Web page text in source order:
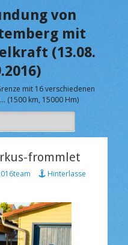
von
mit
(13.08.
mit 16 verschiedenen
(1500 km, 15000 Hm)
frommlet
Hinterlasse